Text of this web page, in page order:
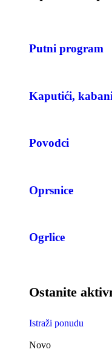
Putni program
Kaputići,
Povodci
Oprsnice
Ogrlice
Ostanite
Istraži ponudu
Novo